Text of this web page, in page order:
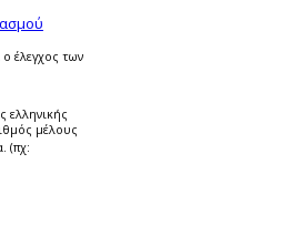
έλεγχος των
ελληνικής
μέλους
(πχ: